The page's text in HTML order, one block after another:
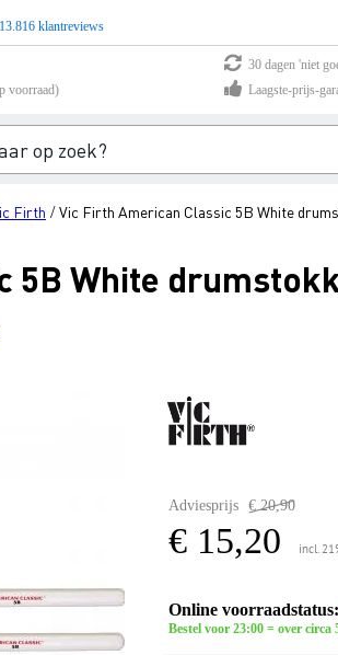
klantreviews
30 dagen 'niet
voorraad)
Laagste-prijs-
Firth /Vic Firth American Classic 5B White
5B White
Adviesprijs € 20,90
€ 15,20 incl.
Online voorraadstatus:
Bestel voor 23:00 = over